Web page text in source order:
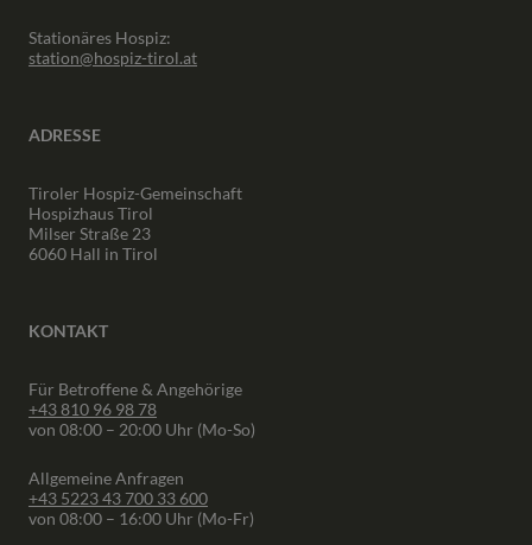
Stationäres Hospiz:
station@hospiz-tirol.at
ADRESSE
Tiroler Hospiz-Gemeinschaft
Hospizhaus Tirol
Milser Straße 23
6060 Hall in Tirol
KONTAKT
Für Betroffene & Angehörige
+43 810 96 98 78
von 08:00 – 20:00 Uhr (Mo-So)
Allgemeine Anfragen
+43 5223 43 700 33 600
von 08:00 – 16:00 Uhr (Mo-Fr)